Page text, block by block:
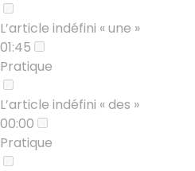
L’article indéfini « une »
01:45
Pratique
L’article indéfini « des »
00:00
Pratique